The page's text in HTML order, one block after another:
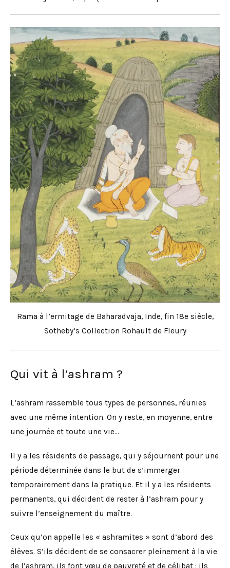
Rama à l’ermitage de Baharadvaja, Inde, fin 18e siècle,
Sotheby’s Collection Rohault de Fleury
Qui vit à l’ashram ?
L’ashram rassemble tous types de personnes, réunies
avec une même intention. On y reste, en moyenne, entre
une journée et toute une vie…
Il y a les résidents de passage, qui y séjournent pour une
période déterminée dans le but de s’immerger
temporairement dans la pratique. Et il y a les résidents
permanents, qui décident de rester à l’ashram pour y
suivre l’enseignement du maître.
Ceux qu’on appelle les « ashramites » sont d’abord des
élèves. S’ils décident de se consacrer pleinement à la vie